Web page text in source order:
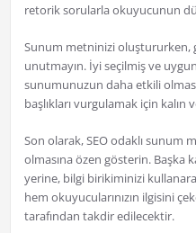
retorik sorularla okuyucunun
Sunum metninizi oluştururken,
unutmayın. İyi seçilmiş ve
sunumunuzun daha etkili
başlıkları vurgulamak için kalın
Son olarak, SEO odaklı sunum
olmasına özen gösterin. Başka
yerine, bilgi birikiminizi
hem okuyucularınızın ilgisini
tarafından takdir edilecektir.